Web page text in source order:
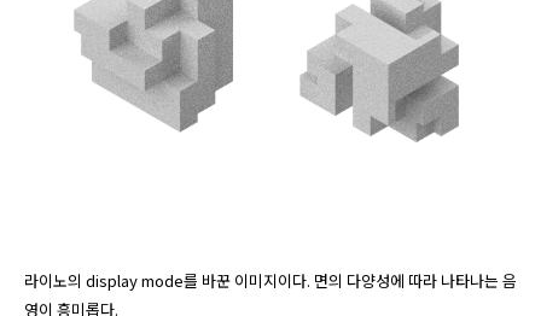
라이노의 display mode를 바꾼 이미지이다. 면의 다양성에 따라 나타나는 음
영이 흥미롭다.